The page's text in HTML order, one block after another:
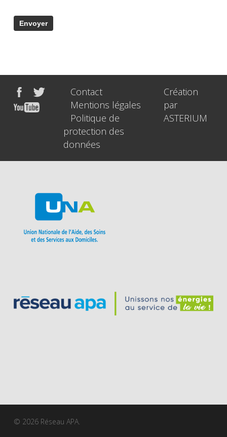
Contact
Mentions légales
Politique de
protection des
données
Création
par
ASTERIUM
© 2026 Réseau APA.